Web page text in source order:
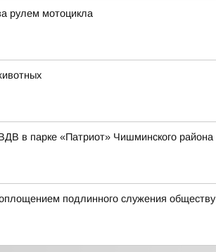
рулем мотоцикла
в парке «Патриот» Чишминского района
подлинного служения обществу